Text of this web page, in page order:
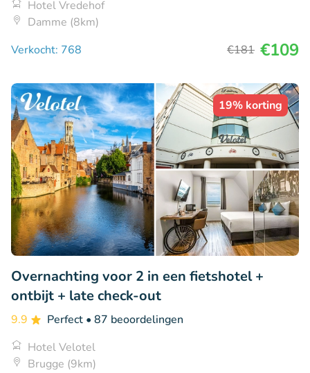
Hotel Vredehof
Damme (8km)
Verkocht: 768
€181 €109
19% korting
Overnachting voor 2 in een fietshotel +
ontbijt + late check-out
9.9 Perfect • 87 beoordelingen
Hotel Velotel
Brugge (9km)